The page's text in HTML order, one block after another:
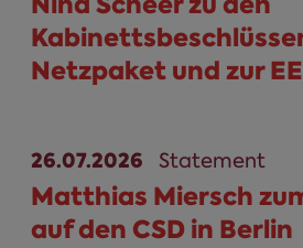
Netzpaket und zur
26.07.2026 Statement
Matthias Miersch
auf den CSD in Berlin